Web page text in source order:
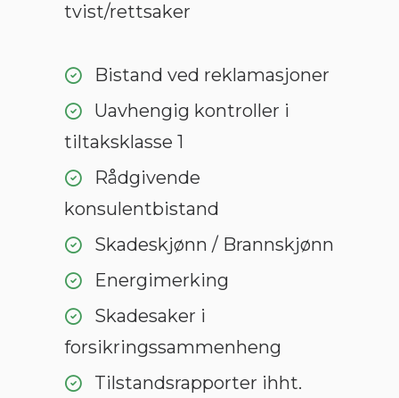
tvist/rettsaker
Bistand ved reklamasjoner
Uavhengig kontroller i
tiltaksklasse 1
Rådgivende
konsulentbistand
Skadeskjønn / Brannskjønn
Energimerking
Skadesaker i
forsikringssammenheng
Tilstandsrapporter ihht.